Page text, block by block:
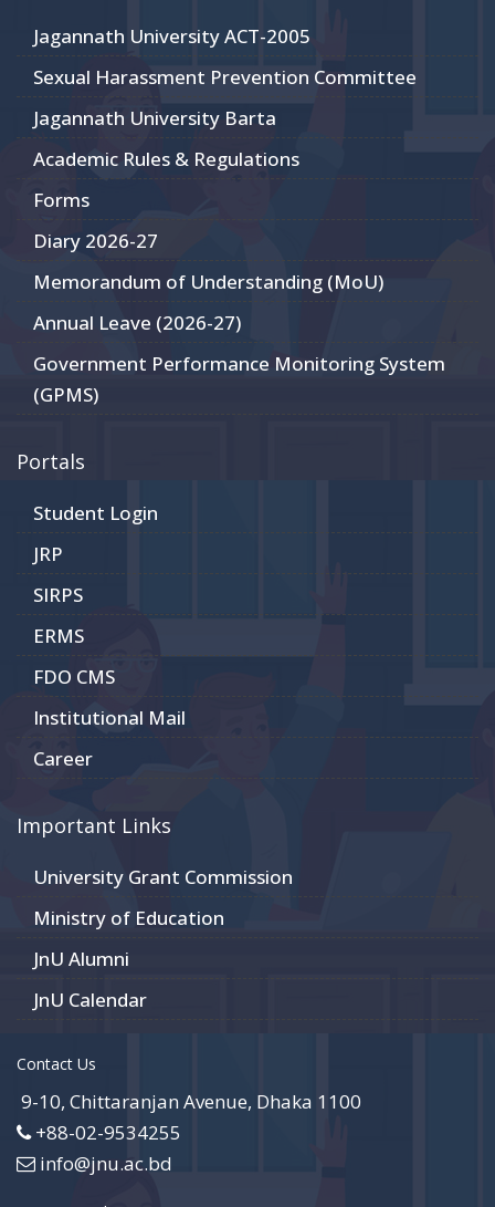
Jagannath University ACT-2005
Sexual Harassment Prevention Committee
Jagannath University Barta
Academic Rules & Regulations
Forms
Diary 2026-27
Memorandum of Understanding (MoU)
Annual Leave (2026-27)
Government Performance Monitoring System
(GPMS)
Portals
Student Login
JRP
SIRPS
ERMS
FDO CMS
Institutional Mail
Career
Important Links
University Grant Commission
Ministry of Education
JnU Alumni
JnU Calendar
Contact Us
9-10, Chittaranjan Avenue, Dhaka 1100
+88-02-9534255
info@jnu.ac.bd